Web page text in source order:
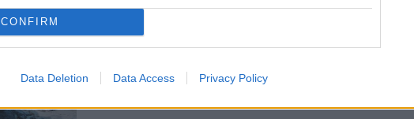
CONFIRM
Data Deletion Data Access Privacy Policy
köve mesél – megújul a tatai